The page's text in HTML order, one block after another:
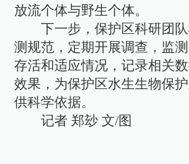
放流个体与野生个体。
下一步，保护区科研团
测规范，定期开展调查，监测
存活和适应情况，记录相关
效果，为保护区水生生物保
供科学依据。
记者 郑玅 文/图